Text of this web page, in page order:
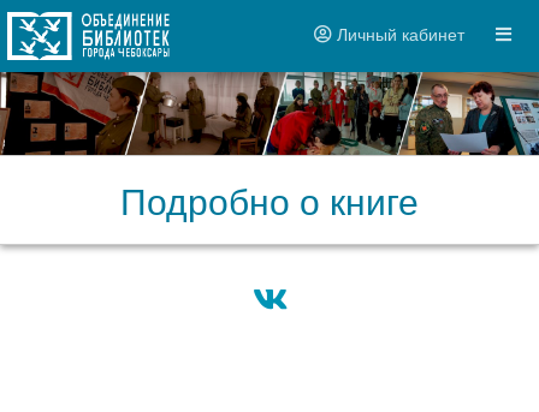
Личный кабинет
Подробно о книге